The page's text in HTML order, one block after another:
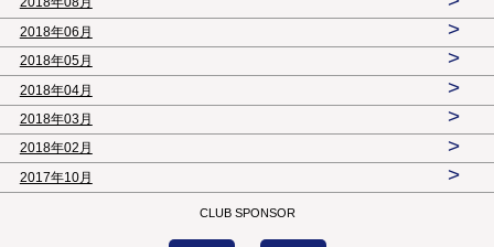
2018年06月 >
2018年05月 >
2018年04月 >
2018年03月 >
2018年02月 >
2017年10月 >
CLUB SPONSOR